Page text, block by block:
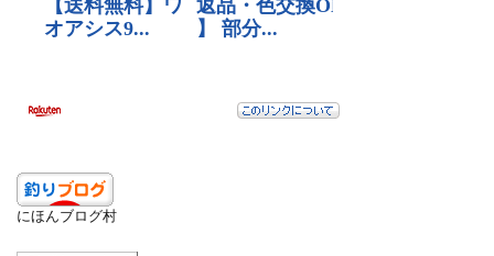
にほんブログ村